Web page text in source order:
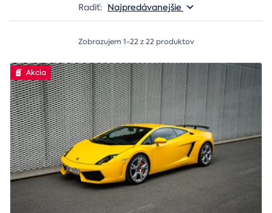
Radiť: Najpredávanejšie
Zobrazujem 1-22 z 22 produktov
Akcia